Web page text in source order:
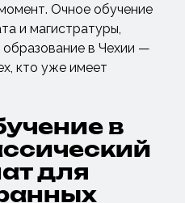
Очное обучение
и магистратуры,
в Чехии —
кто уже имеет
в
для